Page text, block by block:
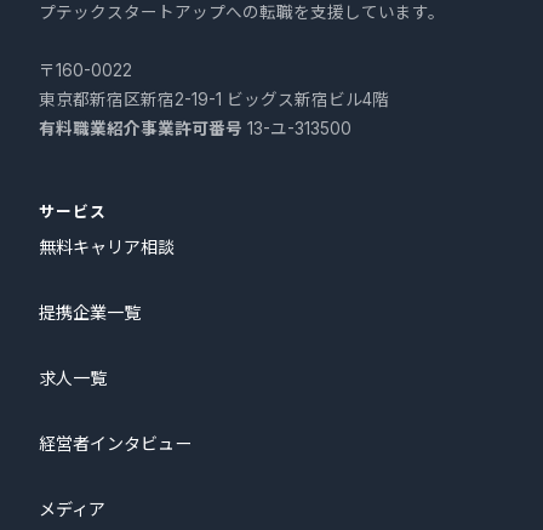
プテックスタートアップへの転職を支援しています。
〒160-0022
東京都新宿区新宿2-19-1 ビッグス新宿ビル4階
有料職業紹介事業許可番号 13-ユ-313500
サービス
無料キャリア相談
提携企業一覧
求人一覧
経営者インタビュー
メディア